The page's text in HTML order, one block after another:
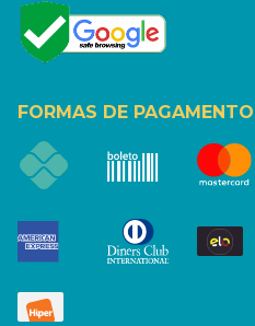
FORMAS DE PAGAMENTO